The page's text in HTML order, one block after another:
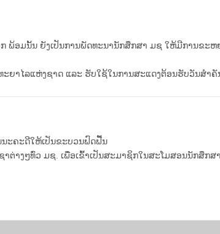
ພ້ອມນັ້ນ ຍັງເປັນການພັດທະນານັກສຶກສາ ມຊ ໃຫ້ມີການຂະ
າໄລແຫ່ງຊາດ ແລະ ຮັບໃຊ້ໃນການສະແດງຕ້ອນຮັບວັນສໍາຄັ
ນະຄະດີໃຫ້ເປັນຂະບວນຟົດຟື້ນ
ຕ່າງໆທົ່ວ ມຊ. ເພື່ອເຂົ້າເປັນສະມາຊິກໃນສະໂມສອນນັກສຶກສ